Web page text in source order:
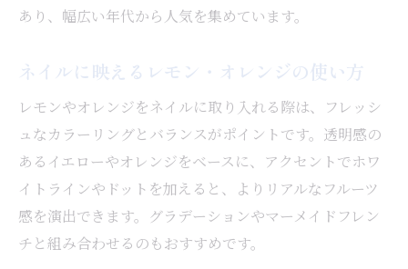
あり、幅広い年代から人気を集めています。
ネイルに映えるレモン・オレンジの使い方
レモンやオレンジをネイルに取り入れる際は、フレッシ
ュなカラーリングとバランスがポイントです。透明感の
あるイエローやオレンジをベースに、アクセントでホワ
イトラインやドットを加えると、よりリアルなフルーツ
感を演出できます。グラデーションやマーメイドフレン
チと組み合わせるのもおすすめです。